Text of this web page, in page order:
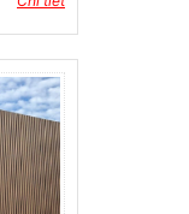
toàn
hiện
chịu
thống.
cung
lượng
gác